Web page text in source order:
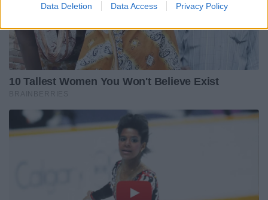
Data Deletion Data Access Privacy Policy